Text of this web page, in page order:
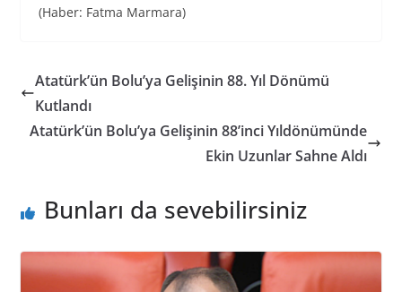
(Haber: Fatma Marmara)
Atatürk’ün Bolu’ya Gelişinin 88. Yıl Dönümü
Kutlandı
Atatürk’ün Bolu’ya Gelişinin 88’inci Yıldönümünde
Ekin Uzunlar Sahne Aldı
Bunları da sevebilirsiniz